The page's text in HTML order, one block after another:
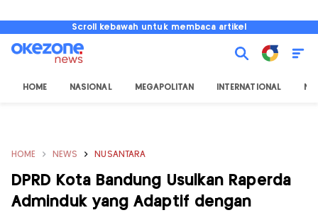
Scroll kebawah untuk membaca artikel
HOME NASIONAL MEGAPOLITAN INTERNATIONAL
HOME NEWS NUSANTARA
DPRD Kota Bandung Usulkan Raperda
Adminduk yang Adaptif dengan